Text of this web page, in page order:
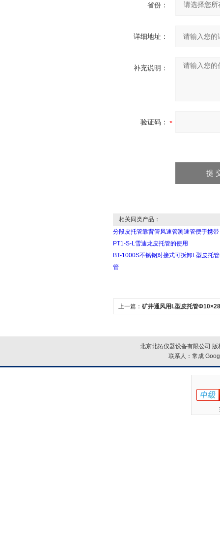
省份：
详细地址：
补充说明：
验证码：
相关同类产品：
分段皮托管靠背管风速管测速管便于携带
PT1-S-L雪迪龙皮托管的使用
BT-1000S不锈钢对接式可拆卸L型皮托
管
上一篇： 矿井通风用L型皮托管
北京北拓仪器设备有限公司
联系人：常成